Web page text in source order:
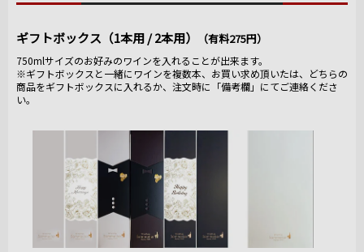
ギフトボックス（1本用 / 2本用） （有料275円）
750mlサイズのお好みのワインを入れることが出来ます。
※ギフトボックスと一緒にワインを複数本、お買い求め頂いたは、どちらの
商品をギフトボックスに入れるか、注文時に「備考欄」にてご連絡くださ
い。